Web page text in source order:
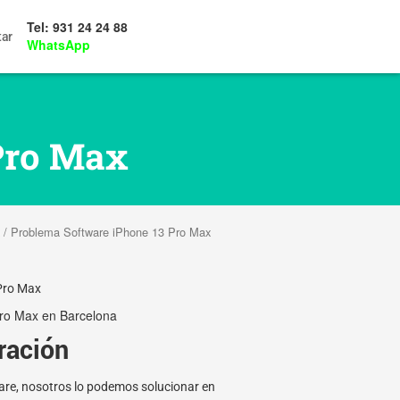
Tel: 931 24 24 88
WhatsApp
Max
/ Problema Software iPhone 13 Pro Max
Max
Max en Barcelona
nosotros lo podemos solucionar en